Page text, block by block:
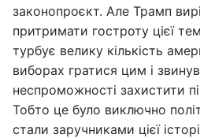
законопроєкт. Але Трамп
притримати гостроту цієї
турбує велику кількість
виборах гратися цим і
неспроможності захистити
Тобто це було виключно
стали заручниками цієї